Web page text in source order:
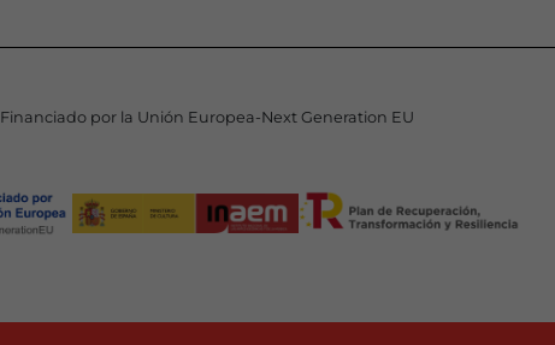
Financiado por la Unión Europea-Next Generation EU